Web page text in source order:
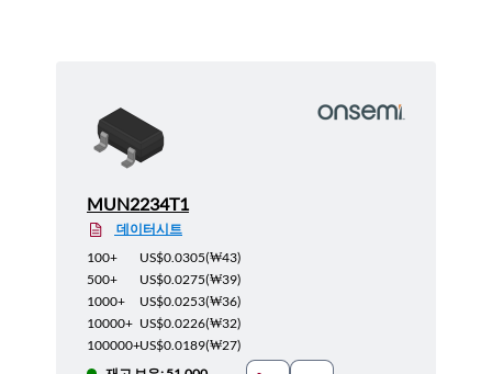
MUN2234T1
데이터시트
100+
US$0.0305(₩43)
500+
US$0.0275(₩39)
1000+
US$0.0253(₩36)
10000+ US$0.0226(₩32)
100000+US$0.0189(₩27)